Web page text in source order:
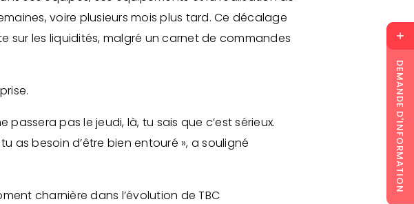
DEMANDE D'INFORMATION
voire plusieurs mois plus tard. Ce décalage
sur les liquidités, malgré un carnet de commandes
pas le jeudi, là, tu sais que c’est sérieux.
as besoin d’être bien entouré », a souligné
charnière dans l’évolution de TBC